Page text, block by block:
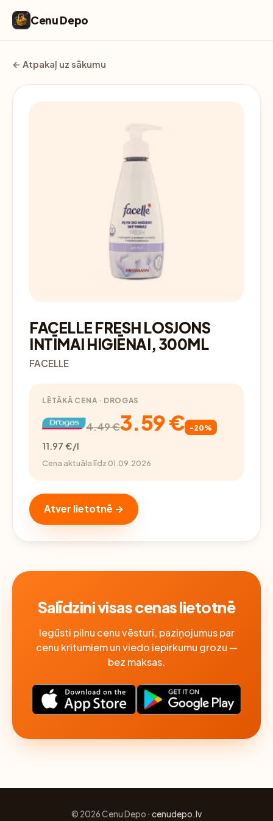
Cenu Depo
← Atpakaļ uz sākumu
FACELLE FRESH LOSJONS
INTĪMAI HIGIĒNAI, 300ML
FACELLE
LĒTĀKĀ CENA · DROGAS
4.49 €3.59 € -20%
11.97 €/l
Cena aktuāla līdz 01.09.2026
Atver lietotnē →
Salīdzini visas cenas lietotnē
Iegūsti pilnu cenu vēsturi, paziņojumus par
cenu kritumiem un viedo iepirkumu grozu —
bez maksas.
© 2026 Cenu Depo · cenudepo.lv